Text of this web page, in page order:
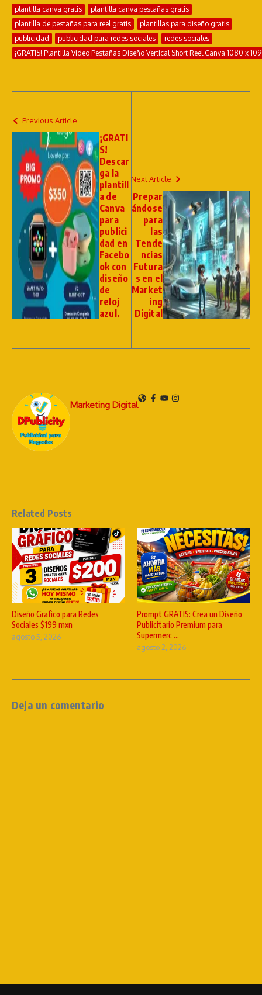
plantilla canva gratis
plantilla canva pestañas gratis
plantilla de pestañas para reel gratis
plantillas para diseño gratis
publicidad
publicidad para redes sociales
redes sociales
¡GRATIS! Plantilla Video Pestañas Diseño Vertical Short Reel Canva 1080 x
Previous Article
¡GRATI
S!
Descar
ga la
plantill
a de
Canva
para
publici
dad en
Facebo
ok con
diseño
de
reloj
azul.
Next Article
Prepar
ándose
para
las
Tende
ncias
Futura
s en el
Market
ing
Digital
Marketing Digital
Related Posts
Diseño Grafico para Redes
Sociales $199 mxn
agosto 5, 2026
Prompt GRATIS: Crea un Diseño
Publicitario Premium para
Supermerc ...
agosto 2, 2026
Deja un comentario